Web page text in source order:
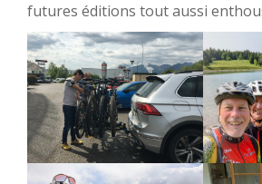
futures éditions tout aussi